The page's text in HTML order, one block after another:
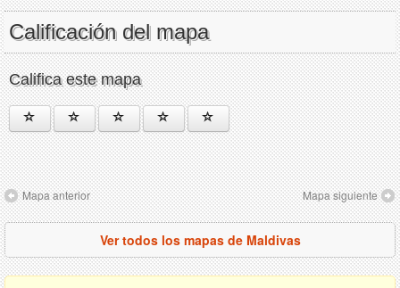
Calificación del mapa
Califica este mapa
Mapa anterior Mapa siguiente
Ver todos los mapas de Maldivas